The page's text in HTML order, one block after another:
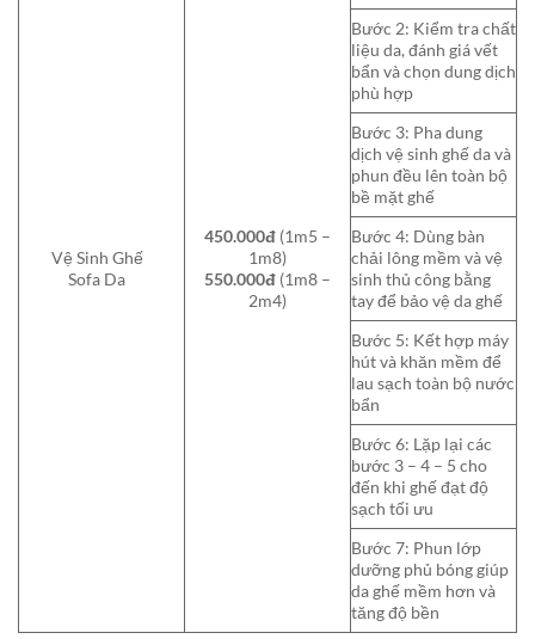
Vệ Sinh Ghế
Sofa Da
450.000đ (1m5 –
1m8)
550.000đ (1m8 –
2m4)
Bước 2: Kiểm tra chất
liệu da, đánh giá vết
bẩn và chọn dung dịch
phù hợp
Bước 3: Pha dung
dịch vệ sinh ghế da và
phun đều lên toàn bộ
bề mặt ghế
Bước 4: Dùng bàn
chải lông mềm và vệ
sinh thủ công bằng
tay để bảo vệ da ghế
Bước 5: Kết hợp máy
hút và khăn mềm để
lau sạch toàn bộ nước
bẩn
Bước 6: Lặp lại các
bước 3 – 4 – 5 cho
đến khi ghế đạt độ
sạch tối ưu
Bước 7: Phun lớp
dưỡng phủ bóng giúp
da ghế mềm hơn và
tăng độ bền